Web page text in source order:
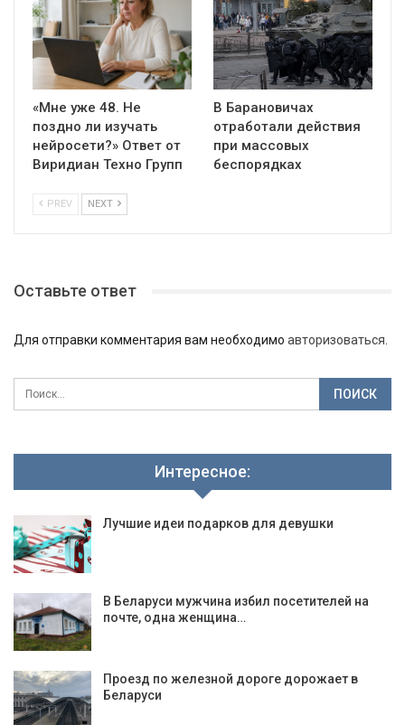
«Мне уже 48. Не
поздно ли изучать
нейросети?» Ответ от
Виридиан Техно Групп
В Барановичах
отработали действия
при массовых
беспорядках
PREV NEXT
Оставьте ответ
Для отправки комментария вам необходимо авторизоваться.
Интересное:
Лучшие идеи подарков для девушки
В Беларуси мужчина избил посетителей на
почте, одна женщина…
Проезд по железной дороге дорожает в
Беларуси